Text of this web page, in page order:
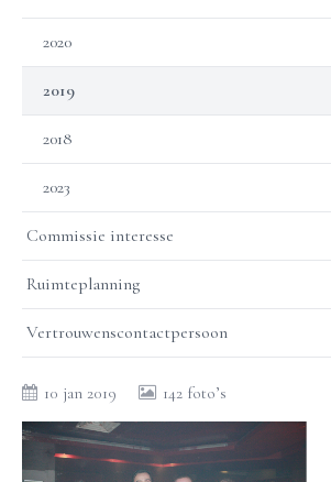
2020
2019
2018
2023
Commissie interesse
Ruimteplanning
Vertrouwenscontactpersoon
10 jan 2019 142 foto’s